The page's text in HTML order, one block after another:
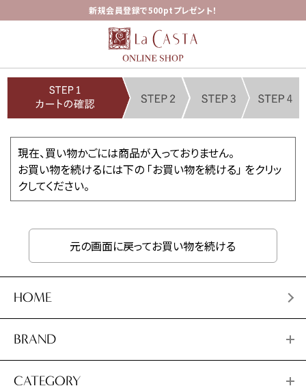
新規会員登録で500ptプレゼント！
現在、買い物かごには商品が入っておりません。
お買い物を続けるには下の 「お買い物を続ける」 をクリッ
クしてください。
元の画面に戻ってお買い物を続ける
HOME
BRAND
CATEGORY